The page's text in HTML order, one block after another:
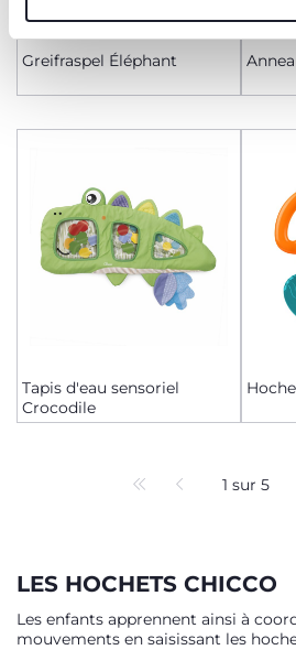
Greifraspel Éléphant
Tapis d'eau sensoriel
Crocodile
1 sur 5
LES HOCHETS CHICCO
Les enfants apprennent ainsi à
mouvements en saisissant les